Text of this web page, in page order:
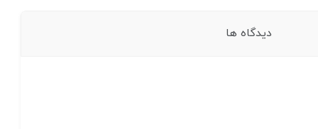
دیدگاه ها